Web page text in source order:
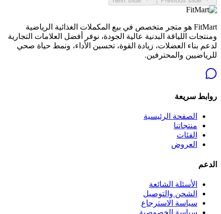
FitMart هو متجر متخصص في بيع المكملات الغذائية الرياضية
ومنتجات اللياقة البدنية عالية الجودة، نوفر أفضل العلامات التجارية
لدعم بناء العضلات، زيادة القوة، تحسين الأداء، ونمط حياة صحي
للرياضيين والمحترفين.
روابط سريعة
الصفحة الرئيسية
منتجاتنا
الفئات
العروض
الدعم
الأسئلة الشائعة
الشحن والتوصيل
سياسة الاسترجاع
سياسة الخصوصية